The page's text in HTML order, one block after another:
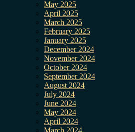
May 2025
April 2025
March 2025
February 2025
January 2025
December 2024
November 2024
October 2024
September 2024
August 2024
July 2024
June 2024
May 2024
April 2024